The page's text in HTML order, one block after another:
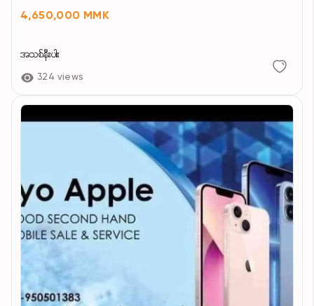
4,650,000 MMK
အသစ်နီးပါး
324 views